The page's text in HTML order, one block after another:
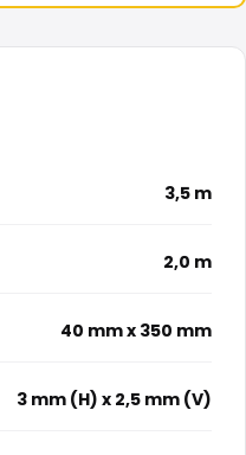
3,5 m
2,0 m
40 mm x 350 mm
3 mm (H) x 2,5 mm (V)